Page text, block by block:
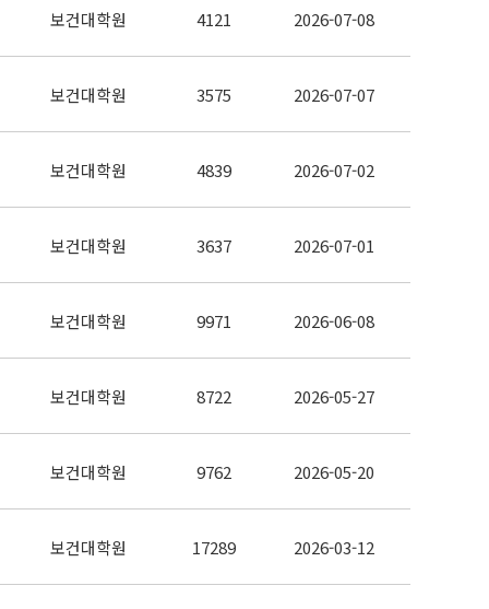
보건대학원 4121 2026-07-08
보건대학원 3575 2026-07-07
보건대학원 4839 2026-07-02
보건대학원 3637 2026-07-01
보건대학원 9971 2026-06-08
보건대학원 8722 2026-05-27
보건대학원 9762 2026-05-20
보건대학원 17289 2026-03-12